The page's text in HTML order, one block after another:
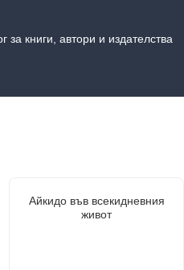
за книги, автори и издателства
Айкидо във всекидневния
живот